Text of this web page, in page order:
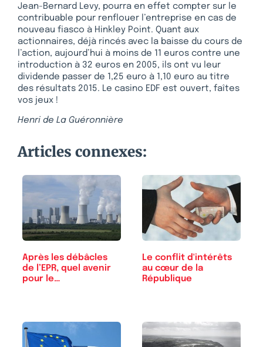
Jean-Bernard Levy, pourra en effet compter sur le
contribuable pour renflouer l’entreprise en cas de
nouveau fiasco à Hinkley Point. Quant aux
actionnaires, déjà rincés avec la baisse du cours de
l’action, aujourd’hui à moins de 11 euros contre une
introduction à 32 euros en 2005, ils ont vu leur
dividende passer de 1,25 euro à 1,10 euro au titre
des résultats 2015. Le casino EDF est ouvert, faîtes
vos jeux !
Henri de La Guéronnière
Articles connexes:
Après les débâcles
de l’EPR, quel avenir
pour le…
Le conflit d'intérêts
au cœur de la
République